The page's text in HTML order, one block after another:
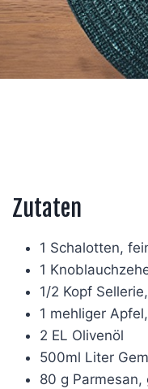
Zutaten
1 Schalotten,
1
1/2 Kopf
1 mehliger
2 EL Olivenöl
500ml Liter
80 g Parmesan,